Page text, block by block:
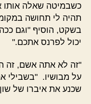
כשבמיטה שאלה אותו
תהיה לי תחושה
בשקט, הוסיף "וגם
יכול לפרנס אתכם."
"זה לא אתה אשם, זה
על מבושיו. "בשבילי
שכנע את איברו של